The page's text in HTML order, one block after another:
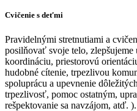
Cvičenie s deťmi
Pravidelnými stretnutiami a
posilňovať svoje telo,
koordináciu, priestorovú
hudobné cítenie, trpezlivou
spoluprácu a upevnenie
trpezlivosť, pomoc ostatným,
rešpektovanie sa navzájom, atď. ).